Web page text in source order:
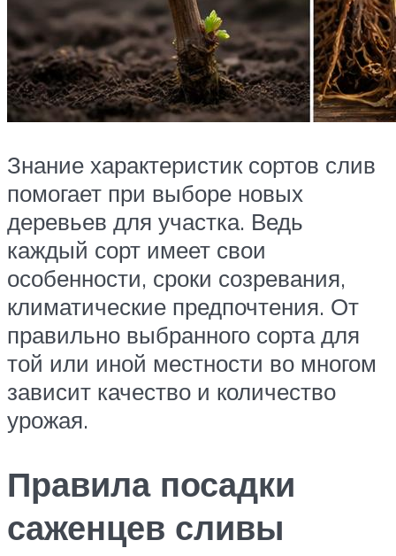
Знание характеристик сортов слив
помогает при выборе новых
деревьев для участка. Ведь
каждый сорт имеет свои
особенности, сроки созревания,
климатические предпочтения. От
правильно выбранного сорта для
той или иной местности во многом
зависит качество и количество
урожая.
Правила посадки
саженцев сливы